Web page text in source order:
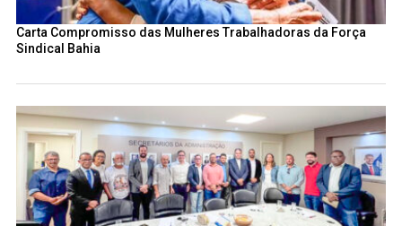
Carta Compromisso das Mulheres Trabalhadoras da Força
Sindical Bahia